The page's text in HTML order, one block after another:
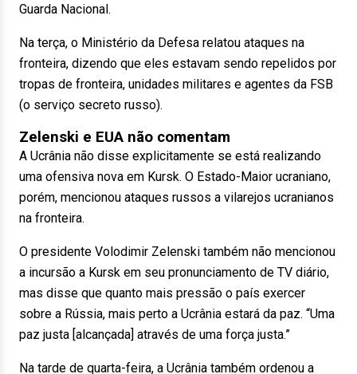
Guarda Nacional.
Na terça, o Ministério da Defesa relatou ataques na
fronteira, dizendo que eles estavam sendo repelidos por
tropas de fronteira, unidades militares e agentes da FSB
(o serviço secreto russo).
Zelenski e EUA não comentam
A Ucrânia não disse explicitamente se está realizando
uma ofensiva nova em Kursk. O Estado-Maior ucraniano,
porém, mencionou ataques russos a vilarejos ucranianos
na fronteira.
O presidente Volodimir Zelenski também não mencionou
a incursão a Kursk em seu pronunciamento de TV diário,
mas disse que quanto mais pressão o país exercer
sobre a Rússia, mais perto a Ucrânia estará da paz. “Uma
paz justa [alcançada] através de uma força justa.”
Na tarde de quarta-feira, a Ucrânia também ordenou a